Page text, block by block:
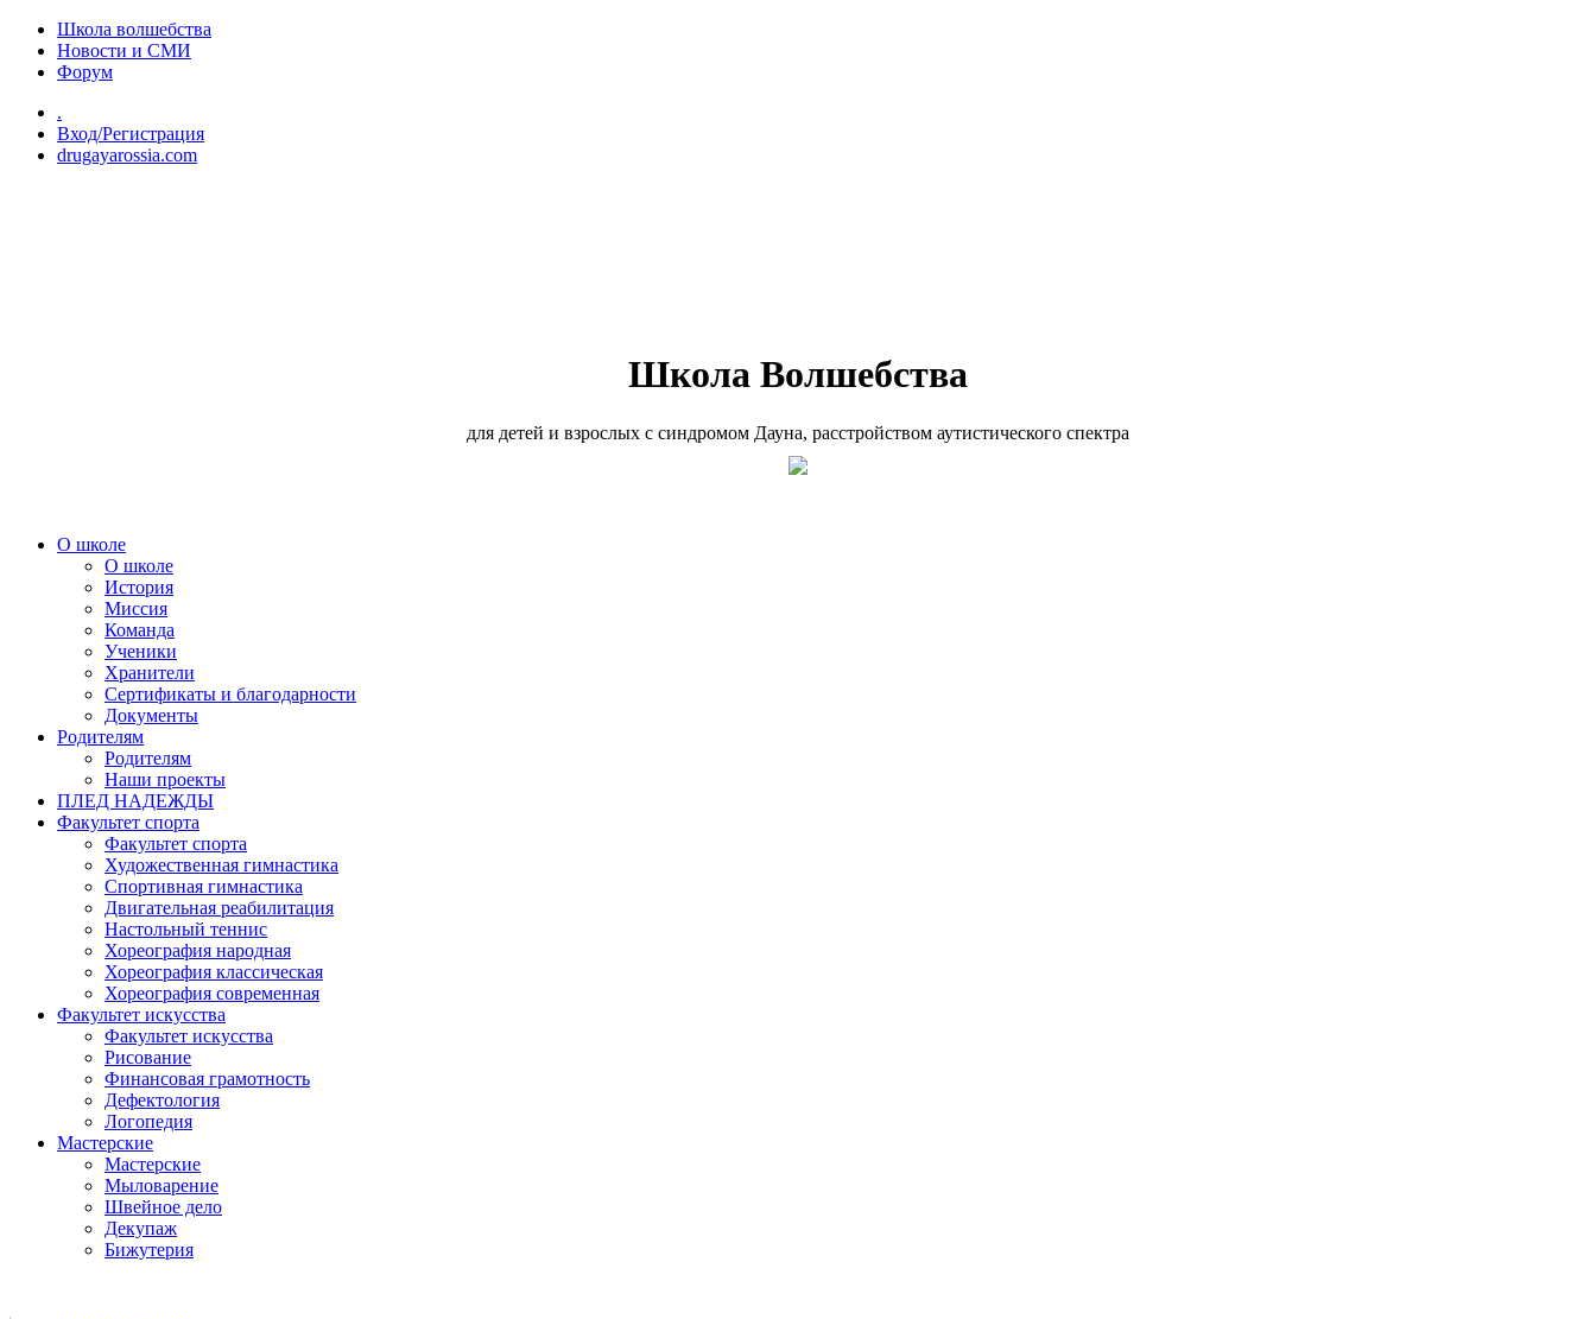
Перейти к основному содержанию
Школа волшебства
Новости и СМИ
Форум
.
Вход/Регистрация
drugayarossia.com
Школа Волшебства
для детей и взрослых с синдромом Дауна, расстройством аутистического спектра
О школе
О школе
История
Миссия
Команда
Ученики
Хранители
Сертификаты и благодарности
Документы
Родителям
Родителям
Наши проекты
ПЛЕД НАДЕЖДЫ
Факультет спорта
Факультет спорта
Художественная гимнастика
Спортивная гимнастика
Двигательная реабилитация
Настольный теннис
Хореография народная
Хореография классическая
Хореография современная
Факультет искусства
Факультет искусства
Рисование
Финансовая грамотность
Дефектология
Логопедия
Мастерские
Мастерские
Мыловарение
Швейное дело
Декупаж
Бижутерия